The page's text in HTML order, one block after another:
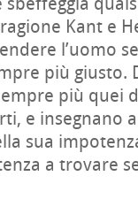
Kant e
l’uomo
più giusto.
più quei
e insegnano
sua
a trovare